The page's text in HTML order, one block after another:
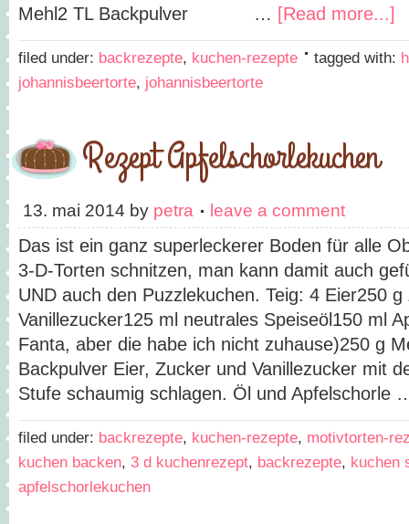
Mehl2 TL Backpulver … [Read more...]
filed under: backrezepte, kuchen-rezepte tagged with:
johannisbeertorte, johannisbeertorte
Rezept Apfelschorlekuchen
13. mai 2014 by petra leave a comment
Das ist ein ganz superleckerer Boden für alle
3-D-Torten schnitzen, man kann damit auch
UND auch den Puzzlekuchen. Teig: 4 Eier250 g
Vanillezucker125 ml neutrales Speiseöl150 ml
Fanta, aber die habe ich nicht zuhause)250 g
Backpulver Eier, Zucker und Vanillezucker mit
Stufe schaumig schlagen. Öl und Apfelschorle
filed under: backrezepte, kuchen-rezepte, motivtorten-
kuchen backen, 3 d kuchenrezept, backrezepte, kuchen
apfelschorlekuchen